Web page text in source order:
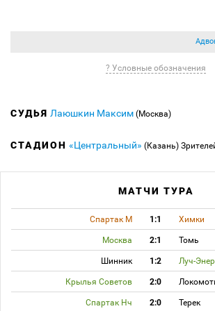
? Условные обозначения
СУДЬЯ Лаюшкин Максим (Москва)
СТАДИОН «Центральный» (Казань)
МАТЧИ ТУРА
Спартак М 1:1 Химки
Москва 2:1 Томь
Шинник 1:2 Луч-
Крылья Советов 2:0
Спартак Нч 2:0 Терек